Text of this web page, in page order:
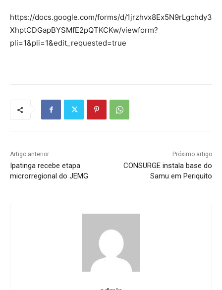
https://docs.google.com/forms/d/1jrzhvx8Ex5N9rLgchdy3
XhptCDGapBYSMfE2pQTKCKw/viewform?
pli=1&pli=1&edit_requested=true
Artigo anterior
Ipatinga recebe etapa
microrregional do JEMG
Próximo artigo
CONSURGE instala base do
Samu em Periquito